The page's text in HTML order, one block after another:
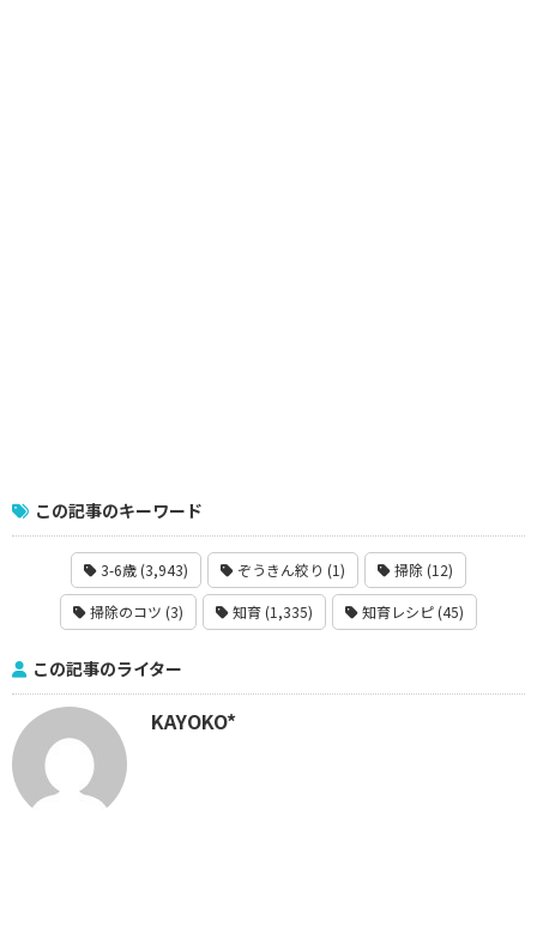
この記事のキーワード
3-6歳 (3,943) ぞうきん絞り (1) 掃除 (12)
掃除のコツ (3) 知育 (1,335) 知育レシピ (45)
この記事のライター
KAYOKO*